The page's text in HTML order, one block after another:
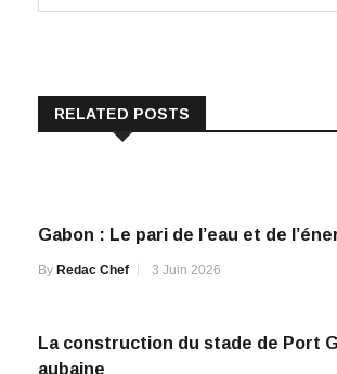
RELATED POSTS
Gabon : Le pari de l’eau et de
By Redac Chef 3 Juin 2026
La construction du stade de Port
aubaine